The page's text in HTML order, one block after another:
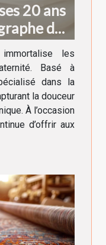
20 ans
de
!
les
Basé à
dans la
la douceur
À l’occasion
d’offrir aux